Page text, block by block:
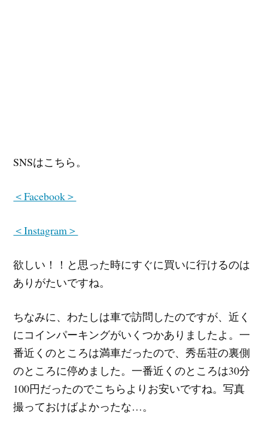
SNSはこちら。
＜Facebook＞
＜Instagram＞
欲しい！！と思った時にすぐに買いに行けるのは
ありがたいですね。
ちなみに、わたしは車で訪問したのですが、近く
にコインパーキングがいくつかありましたよ。一
番近くのところは満車だったので、秀岳荘の裏側
のところに停めました。一番近くのところは30分
100円だったのでこちらよりお安いですね。写真
撮っておけばよかったな…。